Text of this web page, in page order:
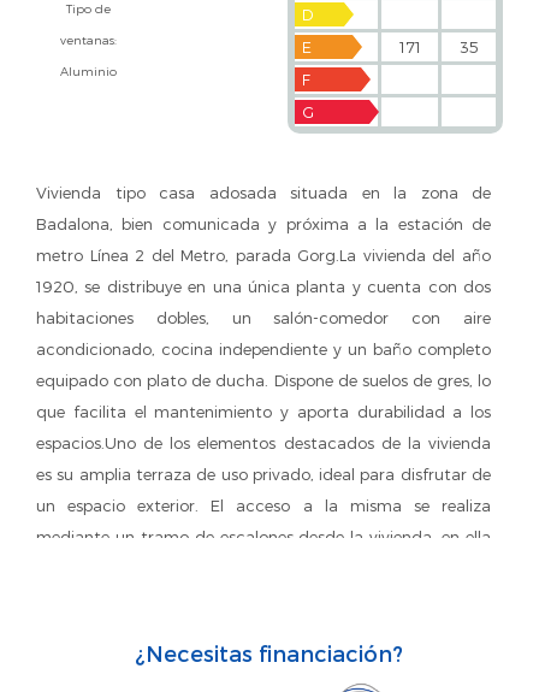
Tipo de
ventanas:
Aluminio
D
E
171
35
F
G
Vivienda tipo casa adosada situada en la zona de
Badalona, bien comunicada y próxima a la estación de
metro Línea 2 del Metro, parada Gorg.La vivienda del año
1920, se distribuye en una única planta y cuenta con dos
habitaciones dobles, un salón-comedor con aire
acondicionado, cocina independiente y un baño completo
equipado con plato de ducha. Dispone de suelos de gres, lo
que facilita el mantenimiento y aporta durabilidad a los
espacios.Uno de los elementos destacados de la vivienda
es su amplia terraza de uso privado, ideal para disfrutar de
un espacio exterior. El acceso a la misma se realiza
mediante un tramo de escalones desde la vivienda, en ella
Ideal tanto como residencia habitual como para quienes
¿Necesitas financiación?